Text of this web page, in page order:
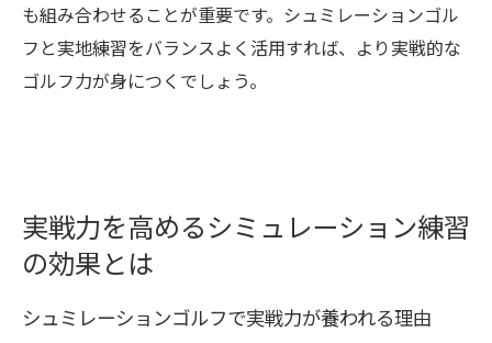
も組み合わせることが重要です。シュミレーションゴル
フと実地練習をバランスよく活用すれば、より実戦的な
ゴルフ力が身につくでしょう。
実戦力を高めるシミュレーション練習
の効果とは
シュミレーションゴルフで実戦力が養われる理由